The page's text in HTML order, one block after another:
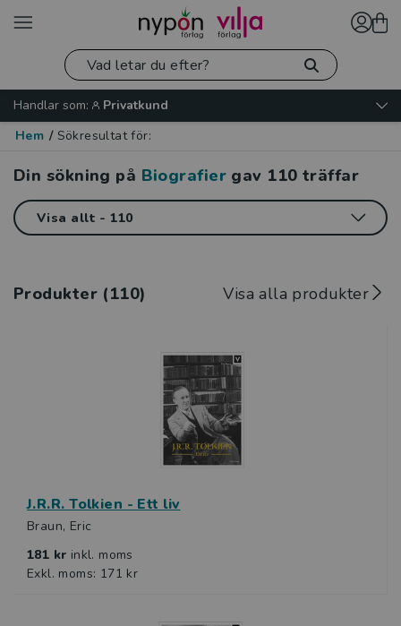
Handlar som:
Privatkund
Hem / Sökresultat för:
Din sökning på Biografier gav 110 träffar
Produkter (110) Visa alla produkter
J.R.R. Tolkien - Ett liv
Braun, Eric
181 kr inkl. moms
Exkl. moms: 171 kr